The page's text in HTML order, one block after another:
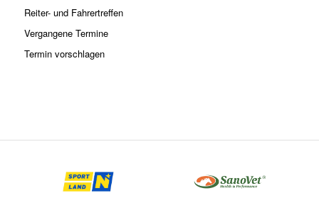
Reiter- und Fahrertreffen
Vergangene Termine
Termin vorschlagen